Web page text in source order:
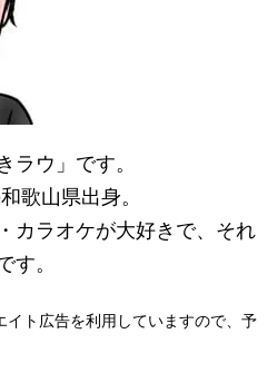
ラウ」です。
歌山県出身。
カラオケが大好きで、それ
す。
ト広告を利用していますので、予